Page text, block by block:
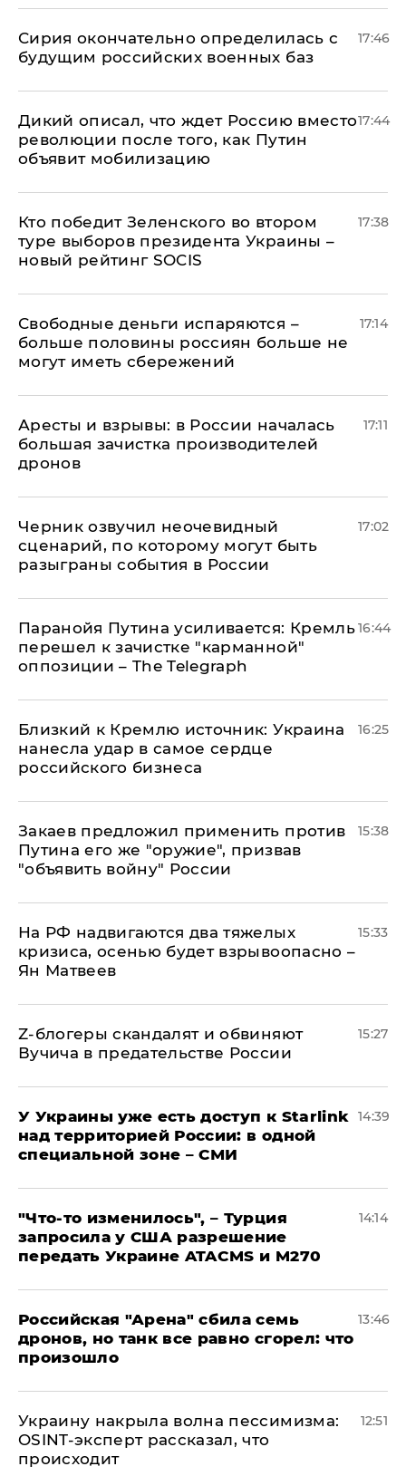
Сирия окончательно определилась с
будущим российских военных баз
17:46
Дикий описал, что ждет Россию вместо
революции после того, как Путин
объявит мобилизацию
17:44
Кто победит Зеленского во втором
туре выборов президента Украины –
новый рейтинг SOCIS
17:38
Свободные деньги испаряются –
больше половины россиян больше не
могут иметь сбережений
17:14
Аресты и взрывы: в России началась
большая зачистка производителей
дронов
17:11
Черник озвучил неочевидный
сценарий, по которому могут быть
разыграны события в России
17:02
Паранойя Путина усиливается: Кремль
перешел к зачистке "карманной"
оппозиции – The Telegraph
16:44
Близкий к Кремлю источник: Украина
нанесла удар в самое сердце
российского бизнеса
16:25
Закаев предложил применить против
Путина его же "оружие", призвав
"объявить войну" России
15:38
На РФ надвигаются два тяжелых
кризиса, осенью будет взрывоопасно –
Ян Матвеев
15:33
Z-блогеры скандалят и обвиняют
Вучича в предательстве России
15:27
У Украины уже есть доступ к Starlink
над территорией России: в одной
специальной зоне – СМИ
14:39
​"Что-то изменилось", – Турция
запросила у США разрешение
передать Украине ATACMS и M270
14:14
​Российская "Арена" сбила семь
дронов, но танк все равно сгорел: что
произошло
13:46
​Украину накрыла волна пессимизма:
OSINT-эксперт рассказал, что
происходит
12:51